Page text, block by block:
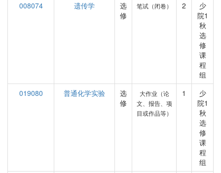
008074
遗传学
选
修
笔试（闭卷） 2
少
院1
秋
选
修
课
程
组
019080
普通化学实验
选
修
大作业（论
文、报告、项
目或作品等）
1
少
院1
秋
选
修
课
程
组